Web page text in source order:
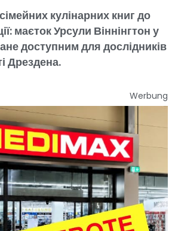
кулінарних книг до
маєток Урсули Віннінгтон у
доступним для дослідників
Дрездена.
Werbung